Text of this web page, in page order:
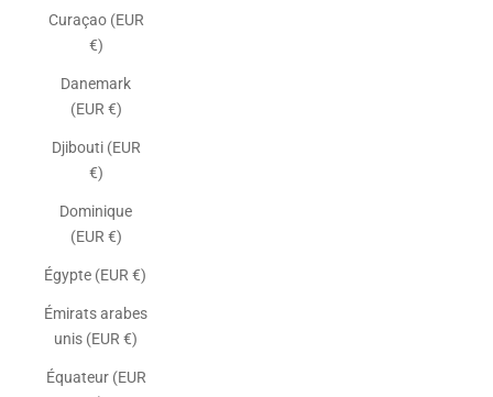
Curaçao (EUR
€)
Danemark
(EUR €)
Djibouti (EUR
€)
Dominique
(EUR €)
Égypte (EUR €)
Émirats arabes
unis (EUR €)
Équateur (EUR